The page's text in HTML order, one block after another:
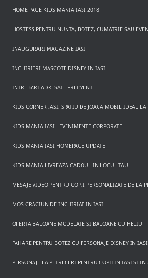
HOME PAGE KIDS MANIA IASI 2018
HOSTESS PENTRU NUNTA, BOTEZ, CUMATRIE SAU
INAUGURARI MAGAZINE IASI
INCHIRIERI MASCOTE DISNEY IN IASI
INTREBARI ADRESATE FRECVENT
KIDS CORNER IASI, SPATIU DE JOACA MOBIL IDEAL
KIDS MANIA IASI - EVENIMENTE CORPORATE
KIDS MANIA IASI HOMEPAGE UPDATE
KIDS MANIA LIVREAZA CADOUL IN LOCUL TAU
MESAJE VIDEO PENTRU COPII PERSONALIZATE DE LA
MOS CRACIUN DE INCHIRIAT IN IASI
OFERTA BALOANE MODELATE SI BALOANE CU HELIU
PAHARE PENTRU BOTEZ CU PERSONAJE DISNEY IN IASI
PERSONAJE LA PETRECERI PENTRU COPII IN IASI SI